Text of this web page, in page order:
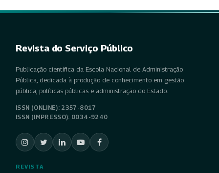
Revista do Serviço Público
Publicação científica da Escola Nacional de Administração
Pública, dedicada à produção de conhecimento em gestão
pública, políticas públicas e administração do Estado.
ISSN (ONLINE): 2357-8017
ISSN (IMPRESSO): 0034-9240
REVISTA